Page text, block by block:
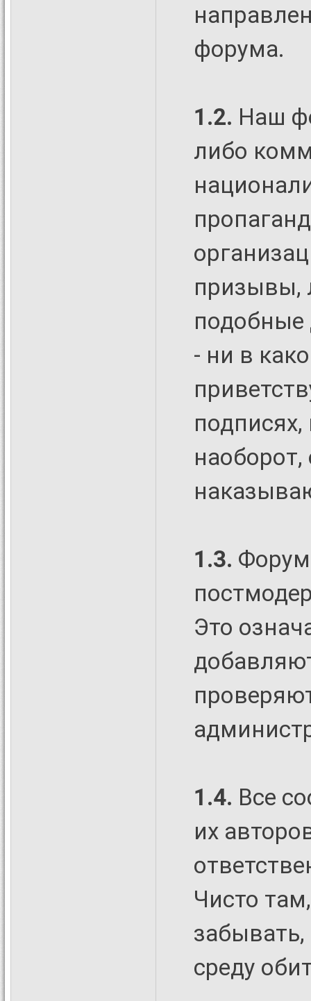
форума.
1.2. Наш
либо
призывы,
подобные
- ни в
наоборот,
1.3.
Это
1.4. Все
их
Чисто
среду